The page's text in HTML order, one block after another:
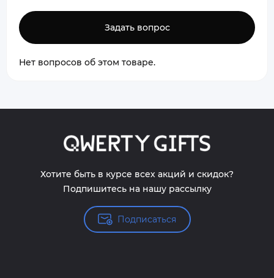
Задать вопрос
Нет вопросов об этом товаре.
Хотите быть в курсе всех акций и скидок?
Подпишитесь на нашу рассылку
Подписаться